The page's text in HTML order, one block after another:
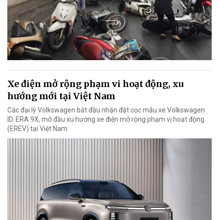
Xe điện mở rộng phạm vi hoạt động, xu
hướng mới tại Việt Nam
Các đại lý Volkswagen bắt đầu nhận đặt cọc mẫu xe Volkswagen
ID. ERA 9X, mở đầu xu hướng xe điện mở rộng phạm vị hoạt động
(EREV) tại Việt Nam.